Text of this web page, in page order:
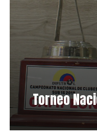
Torneo